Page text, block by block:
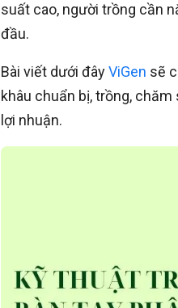
suất cao, người trồng cần
đầu.
Bài viết dưới đâyViGen sẽ
khâu chuẩn bị, trồng,
lợi nhuận.